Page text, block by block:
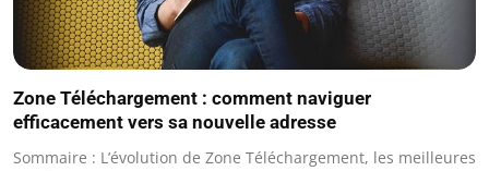
Zone Téléchargement : comment naviguer
efficacement vers sa nouvelle adresse
Sommaire : L’évolution de Zone Téléchargement, les meilleures